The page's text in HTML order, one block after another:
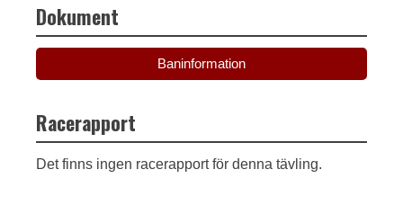
Dokument
Baninformation
Racerapport
Det finns ingen racerapport för denna tävling.